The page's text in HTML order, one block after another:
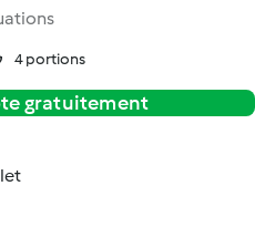
4 portions
gratuitement